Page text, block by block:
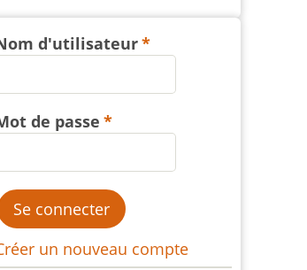
d'utilisateur
de passe
un nouveau compte